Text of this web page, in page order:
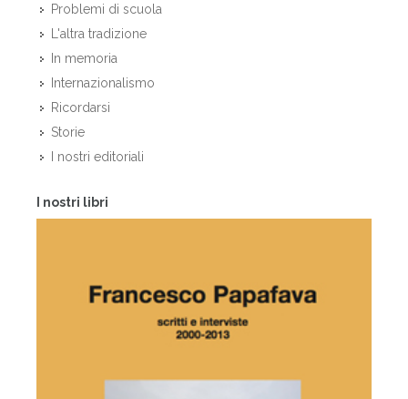
Problemi di scuola
L'altra tradizione
In memoria
Internazionalismo
Ricordarsi
Storie
I nostri editoriali
I nostri libri